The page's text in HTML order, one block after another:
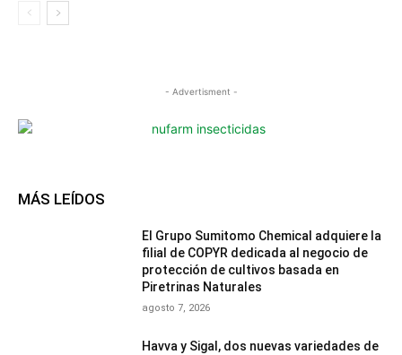
- Advertisment -
MÁS LEÍDOS
El Grupo Sumitomo Chemical adquiere la
filial de COPYR dedicada al negocio de
protección de cultivos basada en
Piretrinas Naturales
agosto 7, 2026
Havva y Sigal, dos nuevas variedades de